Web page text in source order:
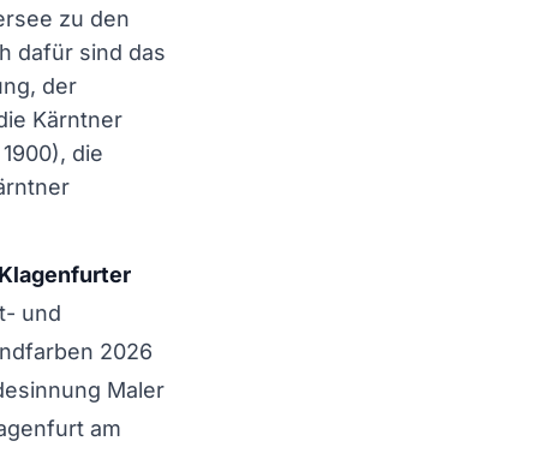
zu den
dafür sind das
der
Kärntner
die
und
2026
Maler
am